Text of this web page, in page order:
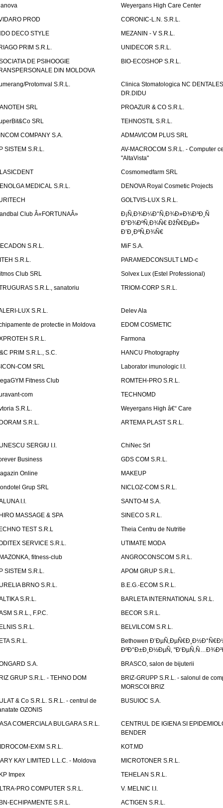
Weyergans High Care Center
PROD
CORONIC-L.N. S.R.L.
DECO STYLE
MEZANIN - V S.R.L.
PRIM S.R.L.
UNIDECOR S.R.L.
DE PSIHOOGIE
DIN MOLDOVA
BIO-ECOSHOP S.R.L.
Protomval S.R.L.
Clinica Stomatologica NC DENTALES
DR.DIDU
SRL
PROAZUR & CO S.R.L.
SRL
TEHNOSTIL S.R.L.
COMPANY S.A.
ADMAVICOM PLUS SRL
SISTEM S.R.L.
AV-MACROCOM S.R.L. - Computer
"AltaVista"
Cosmomedfarm SRL
MEDICAL S.R.L.
DENOVA Royal Cosmetic Projects
GOLTVIS-LUX S.R.L.
Club Â«FORTUNAÂ»
Ð¡Ñ‚Ð¾Ð¼Ð°Ñ‚Ð¾Ð»Ð¾Ð³Ð¸Ñ
Ð”Ð¾ÐºÑ‚Ð¾Ñ€ ÐžÑ€ÐµÐ»
Ð’Ð¸ÐºÑ‚Ð¾Ñ€
S.R.L.
MiF S.A.
S.R.L.
PARAMEDCONSULT LMD-c
Club SRL
Solvex Lux (Estel Professional)
S.R.L., sanatoriu
TRIOM-CORP S.R.L.
LUX S.R.L.
Delev Ala
de protectie in Moldova
EDOM COSMETIC
S.R.L.
Farmona
PRIM S.R.L., S.C.
HANCU Photography
COM SRL
Laborator imunologic I.I.
Fitness Club
ROMTEH-PRO S.R.L.
com
TECHNOMD
S.R.L.
Weyergans High â€“ Care
S.R.L.
ARTEMA PLAST S.R.L.
SERGIU I.I.
ChiNec Srl
Business
GDS COM S.R.L.
Online
MAKEUP
Grup SRL
NICLOZ-COM S.R.L.
I.I.
SANTO-M S.A.
MASSAGE & SPA
SINECO S.R.L.
TEST S.R.L
Theia Centru de Nutritie
SERVICE S.R.L.
UTIMATE MODA
fitness-club
ANGROCONSCOM S.R.L.
SISTEM S.R.L.
APOM GRUP S.R.L.
BRNO S.R.L.
B.E.G.-ECOM S.R.L.
S.R.L.
BARLETA INTERNATIONAL S.R.L.
S.R.L., F.P.C.
BECOR S.R.L.
S.R.L.
BELVILCOM S.R.L.
S.R.L.
Bethowen
ÐºÐ°Ð±Ð¸Ð½ÐµÑ‚
S.A.
BRASCO, salon de bijuterii
GRUP S.R.L. - TEHNO DOM
BRIZ-GRUPP S.R.L. - salonul de
MORSCOI BRIZ
& Co S.R.L. S.R.L. - centrul de
OZONIS
BUSUIOC S.A.
COMERCIALA BULGARA S.R.L.
CENTRUL DE IGIENA SI
BENDER
EXIM S.R.L.
KOT.MD
KAY LIMITED L.L.C. - Moldova
MICROTONER S.R.L.
Impex
TEHELAN S.R.L.
PRO COMPUTER S.R.L.
V. MELNIC I.I.
ECHIPAMENTE S.R.L.
ACTIGEN S.R.L.